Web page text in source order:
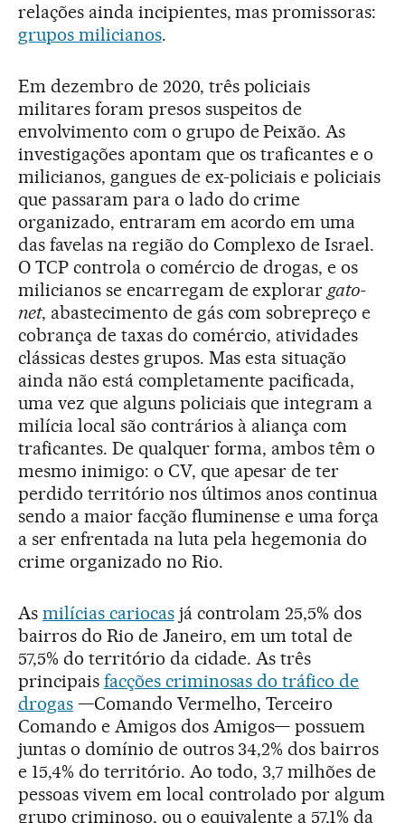
relações ainda incipientes, mas promissoras:
grupos milicianos.
Em dezembro de 2020, três policiais
militares foram presos suspeitos de
envolvimento com o grupo de Peixão. As
investigações apontam que os traficantes e o
milicianos, gangues de ex-policiais e policiais
que passaram para o lado do crime
organizado, entraram em acordo em uma
das favelas na região do Complexo de Israel.
O TCP controla o comércio de drogas, e os
milicianos se encarregam de explorargato-
net, abastecimento de gás com sobrepreço e
cobrança de taxas do comércio, atividades
clássicas destes grupos. Mas esta situação
ainda não está completamente pacificada,
uma vez que alguns policiais que integram a
milícia local são contrários à aliança com
traficantes. De qualquer forma, ambos têm o
mesmo inimigo: o CV, que apesar de ter
perdido território nos últimos anos continua
sendo a maior facção fluminense e uma força
a ser enfrentada na luta pela hegemonia do
crime organizado no Rio.
As milícias cariocasjá controlam 25,5% dos
bairros do Rio de Janeiro, em um total de
57,5% do território da cidade. As três
principais facções criminosas do tráfico de
drogas—Comando Vermelho, Terceiro
Comando e Amigos dos Amigos— possuem
juntas o domínio de outros 34,2% dos bairros
e 15,4% do território. Ao todo, 3,7 milhões de
pessoas vivem em local controlado por algum
grupo criminoso, ou o equivalente a 57,1% da